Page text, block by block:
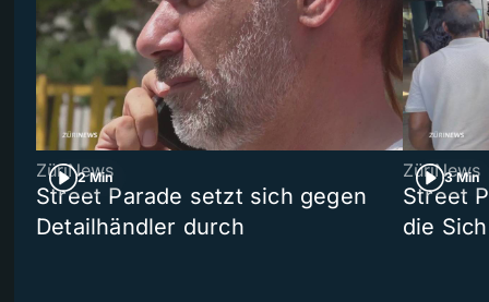
2 Min
ZüriNews
Street Parade setzt sich gegen
Detailhändler durch
3 Min
ZüriNews
Street
die